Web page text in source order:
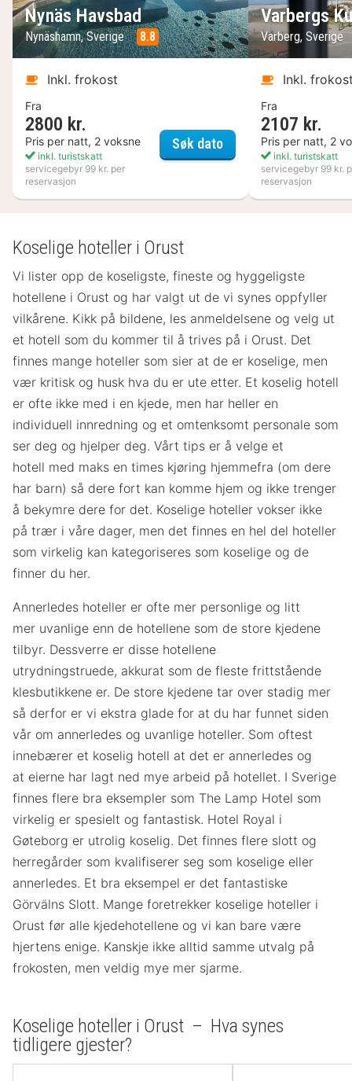
Nynäs Havsbad
Nynäshamn, Sverige 8.8
Inkl. frokost
Fra
2800 kr.
Pris per natt, 2 voksne
inkl. turistskatt
servicegebyr 99 kr. per
reservasjon
Søk datoNynäs Havsbad
Varbergs
Varberg, Sverige
Inkl.
Fra
2107 kr.
Pris per natt, 2
inkl. turistskatt
servicegebyr 99 kr.
reservasjon
Koselige hoteller i Orust
Vi lister opp de koseligste, fineste og hyggeligste
hotellene i Orust og har valgt ut de vi synes oppfyller
vilkårene. Kikk på bildene, les anmeldelsene og velg ut
et hotell som du kommer til å trives på i Orust. Det
finnes mange hoteller som sier at de er koselige, men
vær kritisk og husk hva du er ute etter. Et koselig hotell
er ofte ikke med i en kjede, men har heller en
individuell innredning og et omtenksomt personale som
ser deg og hjelper deg. Vårt tips er å velge et
hotell med maks en times kjøring hjemmefra (om dere
har barn) så dere fort kan komme hjem og ikke trenger
å bekymre dere for det. Koselige hoteller vokser ikke
på trær i våre dager, men det finnes en hel del hoteller
som virkelig kan kategoriseres som koselige og de
finner du her.
Annerledes hoteller er ofte mer personlige og litt
mer uvanlige enn de hotellene som de store kjedene
tilbyr. Dessverre er disse hotellene
utrydningstruede, akkurat som de fleste frittstående
klesbutikkene er. De store kjedene tar over stadig mer
så derfor er vi ekstra glade for at du har funnet siden
vår om annerledes og uvanlige hoteller. Som oftest
innebærer et koselig hotell at det er annerledes og
at eierne har lagt ned mye arbeid på hotellet. I Sverige
finnes flere bra eksempler som The Lamp Hotel som
virkelig er spesielt og fantastisk. Hotel Royal i
Gøteborg er utrolig koselig. Det finnes flere slott og
herregårder som kvalifiserer seg som koselige eller
annerledes. Et bra eksempel er det fantastiske
Görvälns Slott. Mange foretrekker koselige hoteller i
Orust før alle kjedehotellene og vi kan bare være
hjertens enige. Kanskje ikke alltid samme utvalg på
frokosten, men veldig mye mer sjarme.
Koselige hoteller i Orust – Hva synes
tidligere gjester?